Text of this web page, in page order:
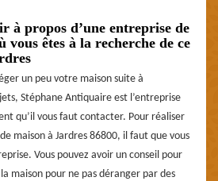
à propos d’une entreprise de
vous êtes à la recherche de ce
un peu votre maison suite à
Stéphane Antiquaire est l’entreprise
qu’il vous faut contacter. Pour réaliser
maison à Jardres 86800, il faut que vous
Vous pouvez avoir un conseil pour
maison pour ne pas déranger par des